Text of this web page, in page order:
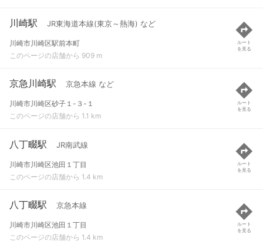
川崎駅 JR東海道本線(東京～熱海) など
川崎市川崎区駅前本町
このページの店舗から 909 m
ルート
を見る
京急川崎駅 京急本線 など
川崎市川崎区砂子１-３-１
このページの店舗から 1.1 km
ルート
を見る
八丁畷駅 JR南武線
川崎市川崎区池田１丁目
このページの店舗から 1.4 km
ルート
を見る
八丁畷駅 京急本線
川崎市川崎区池田１丁目
このページの店舗から 1.4 km
ルート
を見る